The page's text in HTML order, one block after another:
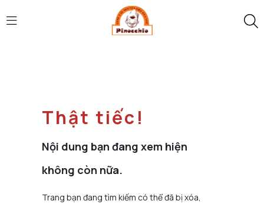
Thật tiếc!
Nội dung bạn đang xem hiện
không còn nữa.
Trang bạn đang tìm kiếm có thể đã bị xóa,